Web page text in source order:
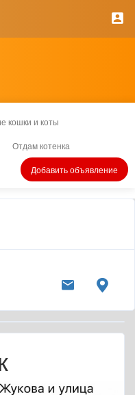
кошки и коты
Отдам котенка
Добавить объявление